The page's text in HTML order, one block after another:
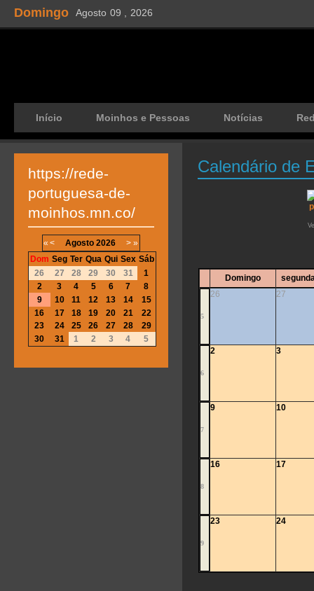
Domingo Agosto 09 , 2026
Início Moinhos e Pessoas Notícias
Calendário de
Domingo
5
26 27
6
2 3
7
9 10
8
16 17
9
23 24
https://rede-
portuguesa-de-
moinhos.mn.co/
« < Agosto 2026 > »
Dom Seg Ter Qua Qui Sex Sáb
26
27 28 29 30 31
1
2
3 4 5 6 7
8
9
10 11 12 13 14
15
16
17 18 19 20 21
22
23
24 25 26 27 28
29
30
31 1 2 3 4 5